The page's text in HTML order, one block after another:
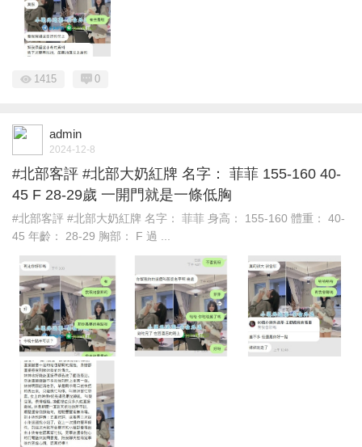
1415 0
admin
2024-12-8
#北部客評 #北部大奶紅牌 名字： 菲菲 155-160 40-
45 F 28-29歲 一開門就是一條低胸
#北部客評 #北部大奶紅牌 名字： 菲菲 身高： 155-160 體重： 40-
45 年齡： 28-29 胸部： F 過 ...